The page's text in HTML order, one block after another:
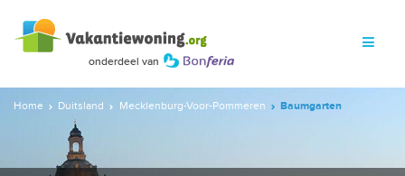
Home Duitsland Mecklenburg-Voor-Pommeren Baumgarten